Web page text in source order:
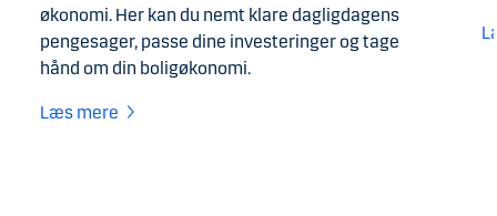
økonomi. Her kan du nemt klare dagligdagens
pengesager, passe dine investeringer og tage
hånd om din boligøkonomi.
Læs mere